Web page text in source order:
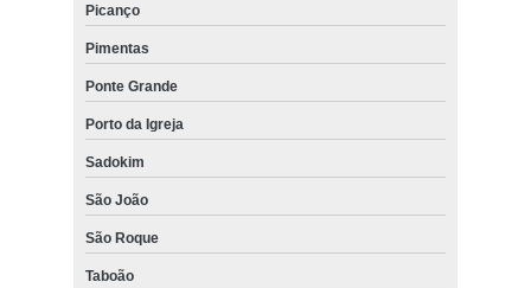
Picanço
Pimentas
Ponte Grande
Porto da Igreja
Sadokim
São João
São Roque
Taboão